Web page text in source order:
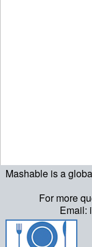
Mashable is a
For more
Email: